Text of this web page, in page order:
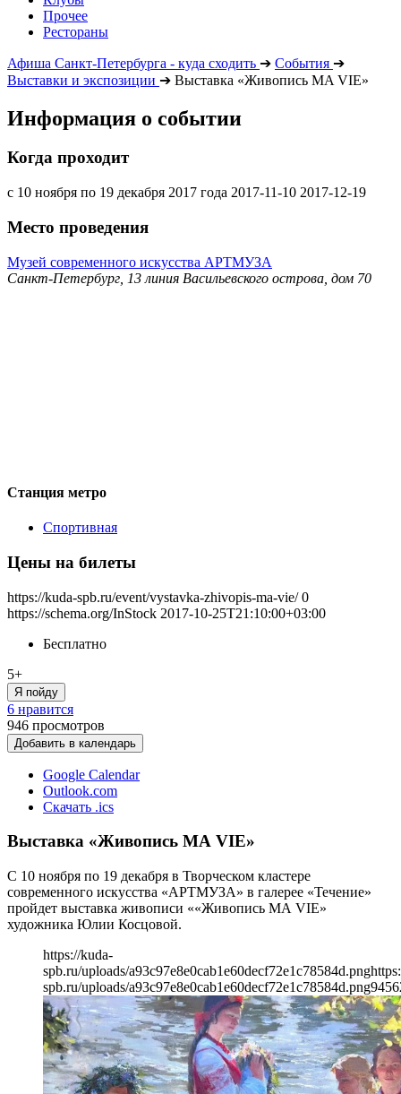
Прочее
Рестораны
Афиша Санкт-Петербурга - куда сходить ➔ События ➔
Выставки и экспозиции ➔ Выставка «Живопись MA VIE»
Информация о событии
Когда проходит
с 10 ноября по 19 декабря 2017 года 2017-11-10 2017-12-19
Место проведения
Музей современного искусства АРТМУЗА
Санкт-Петербург, 13 линия Васильевского острова, дом 70
Станция метро
Спортивная
Цены на билеты
https://kuda-spb.ru/event/vystavka-zhivopis-ma-vie/ 0
https://schema.org/InStock 2017-10-25T21:10:00+03:00
Бесплатно
5+
Я пойду
6 нравится
946 просмотров
Добавить в календарь
Google Calendar
Outlook.com
Скачать .ics
Выставка «Живопись MA VIE»
С 10 ноября по 19 декабря в Творческом кластере
современного искусства «АРТМУЗА» в галерее «Течение»
пройдет выставка живописи ««Живопись MA VIE»
художника Юлии Косцовой.
https://kuda-
spb.ru/uploads/a93c97e8e0cab1e60decf72e1c78584d.png
spb.ru/uploads/a93c97e8e0cab1e60decf72e1c78584d.png945